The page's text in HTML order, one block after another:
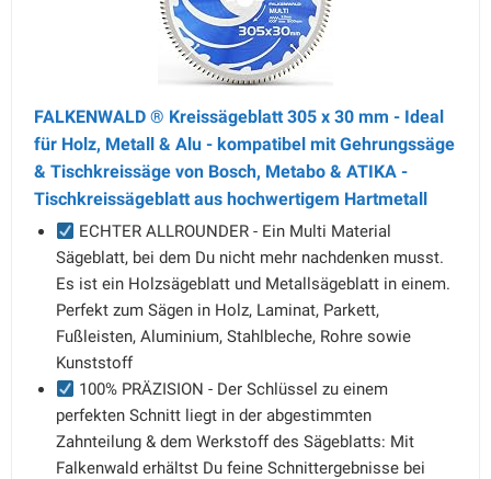
FALKENWALD ® Kreissägeblatt 305 x 30 mm - Ideal
für Holz, Metall & Alu - kompatibel mit Gehrungssäge
& Tischkreissäge von Bosch, Metabo & ATIKA -
Tischkreissägeblatt aus hochwertigem Hartmetall
ECHTER ALLROUNDER - Ein Multi Material
Sägeblatt, bei dem Du nicht mehr nachdenken musst.
Es ist ein Holzsägeblatt und Metallsägeblatt in einem.
Perfekt zum Sägen in Holz, Laminat, Parkett,
Fußleisten, Aluminium, Stahlbleche, Rohre sowie
Kunststoff
100% PRÄZISION - Der Schlüssel zu einem
perfekten Schnitt liegt in der abgestimmten
Zahnteilung & dem Werkstoff des Sägeblatts: Mit
Falkenwald erhältst Du feine Schnittergebnisse bei